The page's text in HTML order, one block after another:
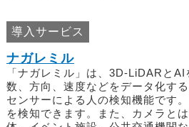
導入サービス
ナガレミル
「ナガレミル」は、3D-LiDARと
数、方向、速度などをデータ化す
センサーによる人の検知機能です
を検知できます。また、カメラと